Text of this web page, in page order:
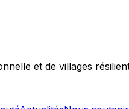
et de villages